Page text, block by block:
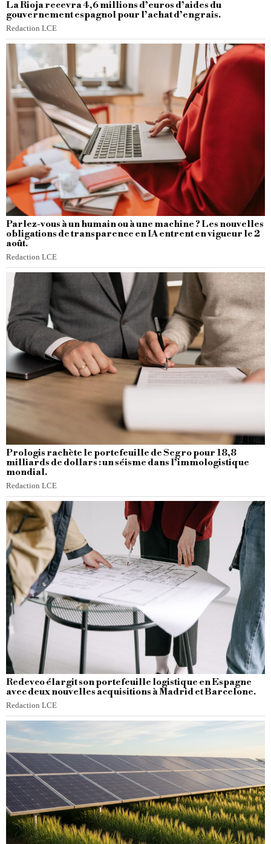
La Rioja recevra 4,6 millions d’euros d’aides du
gouvernement espagnol pour l’achat d’engrais.
Redaction LCE
Parlez-vous à un humain ou à une machine ? Les nouvelles
obligations de transparence en IA entrent en vigueur le 2
août.
Redaction LCE
Prologis rachète le portefeuille de Segro pour 18,8
milliards de dollars : un séisme dans l’immologistique
mondial.
Redaction LCE
Redevco élargit son portefeuille logistique en Espagne
avec deux nouvelles acquisitions à Madrid et Barcelone.
Redaction LCE